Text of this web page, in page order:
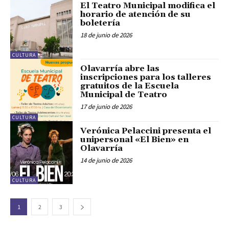
CULTURA
El Teatro Municipal modifica el
horario de atención de su
boletería
18 de junio de 2026
CULTURA
Olavarría abre las
inscripciones para los talleres
gratuitos de la Escuela
Municipal de Teatro
17 de junio de 2026
CULTURA
Verónica Pelaccini presenta el
unipersonal «El Bien» en
Olavarría
14 de junio de 2026
1 2 3